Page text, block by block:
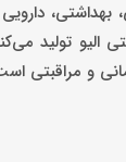
محصولات آرایشی،
الیو تولید
و مراقبتی